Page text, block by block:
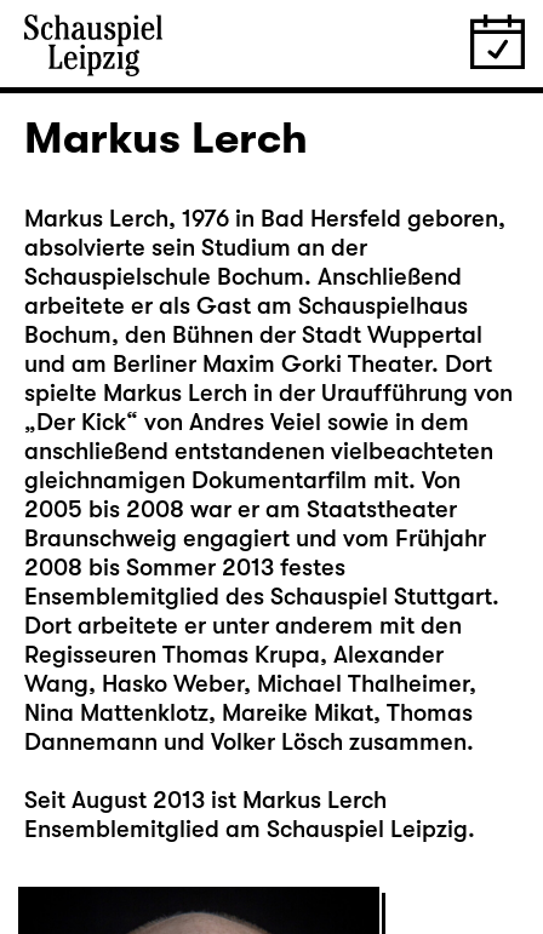
Markus Lerch
Markus Lerch, 1976 in Bad Hersfeld geboren,
absolvierte sein Studium an der
Schauspielschule Bochum. Anschließend
arbeitete er als Gast am Schauspielhaus
Bochum, den Bühnen der Stadt Wuppertal
und am Berliner Maxim Gorki Theater. Dort
spielte Markus Lerch in der Uraufführung von
„Der Kick“ von Andres Veiel sowie in dem
anschließend entstandenen vielbeachteten
gleichnamigen Dokumentarfilm mit. Von
2005 bis 2008 war er am Staatstheater
Braunschweig engagiert und vom Frühjahr
2008 bis Sommer 2013 festes
Ensemblemitglied des Schauspiel Stuttgart.
Dort arbeitete er unter anderem mit den
Regisseuren Thomas Krupa, Alexander
Wang, Hasko Weber, Michael Thalheimer,
Nina Mattenklotz, Mareike Mikat, Thomas
Dannemann und Volker Lösch zusammen.
Seit August 2013 ist Markus Lerch
Ensemblemitglied am Schauspiel Leipzig.